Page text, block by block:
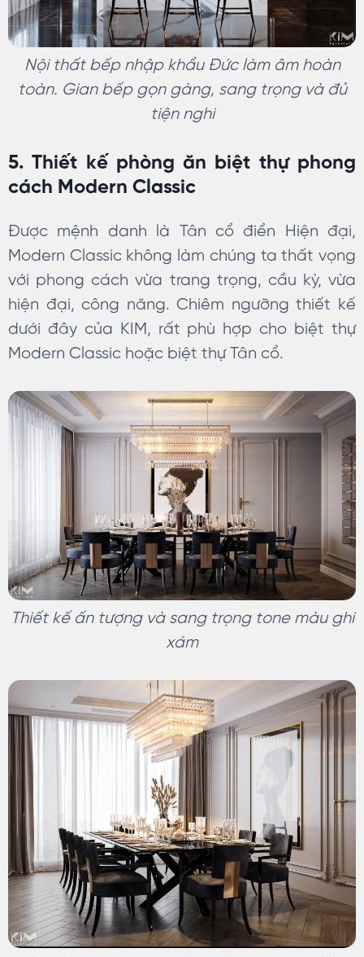
Nội thất bếp nhập khẩu Đức làm âm hoàn
toàn. Gian bếp gọn gàng, sang trọng và đủ
tiện nghi
5. Thiết kế phòng ăn biệt thự phong
cách Modern Classic
Được mệnh danh là Tân cổ điển Hiện đại,
Modern Classic không làm chúng ta thất vọng
với phong cách vừa trang trọng, cầu kỳ, vừa
hiện đại, công năng. Chiêm ngưỡng thiết kế
dưới đây của KIM, rất phù hợp cho biệt thự
Modern Classic hoặc biệt thự Tân cổ.
Thiết kế ấn tượng và sang trọng tone màu ghi
xám